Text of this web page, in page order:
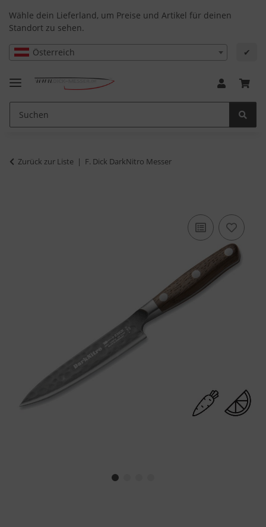
Wähle dein Lieferland, um Preise und Artikel für deinen
Standort zu sehen.
Österreich ✔
Zurück zur Liste F. Dick DarkNitro Messer